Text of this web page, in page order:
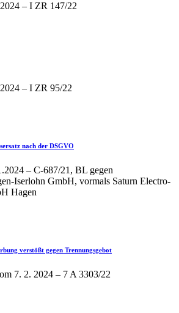
– I ZR 147/22
– I ZR 95/22
nach der DSGVO
– C-687/21, BL gegen
Iserlohn GmbH, vormals Saturn Electro-
Hagen
verstößt gegen Trennungsgebot
7. 2. 2024 – 7 A 3303/22